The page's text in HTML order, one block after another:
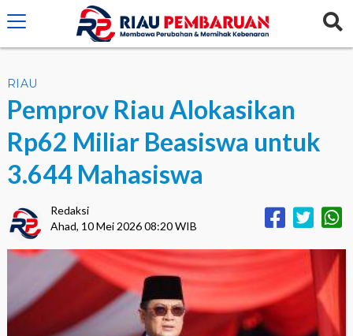
crossorigin="anonymous">
RIAU
Pemprov Riau Alokasikan
Rp62 Miliar Beasiswa untuk
3.644 Mahasiswa
Redaksi
Ahad, 10 Mei 2026 08:20 WIB